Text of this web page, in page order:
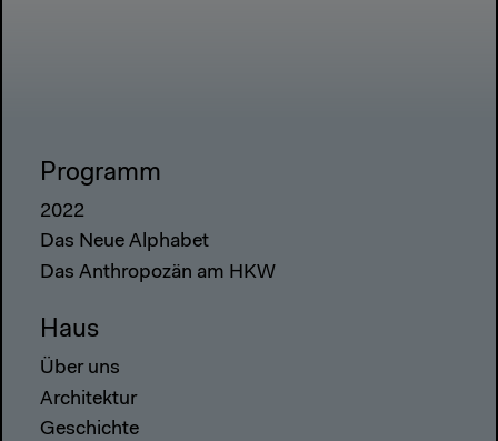
Programm
2022
Das Neue Alphabet
Das Anthropozän am HKW
Haus
Über uns
Architektur
Geschichte